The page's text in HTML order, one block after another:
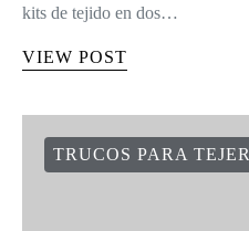
kits de tejido en dos…
VIEW POST
TRUCOS PARA TEJER